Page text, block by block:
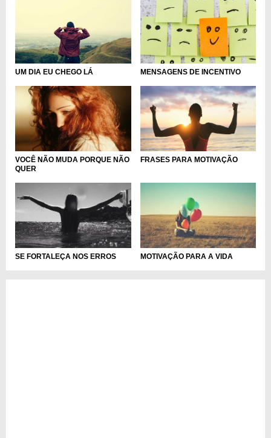
UM DIA EU CHEGO LÁ MENSAGENS DE INCENTIVO
VOCÊ NÃO MUDA PORQUE NÃO
QUER
FRASES PARA MOTIVAÇÃO
SE FORTALEÇA NOS ERROS MOTIVAÇÃO PARA A VIDA